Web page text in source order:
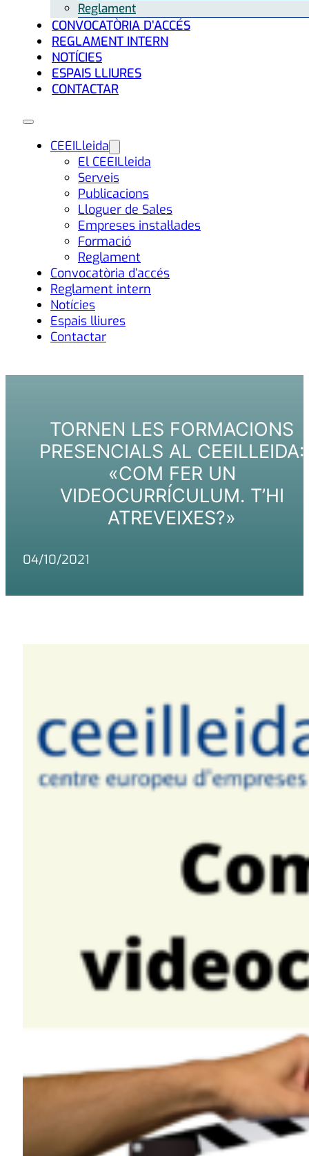
Reglament
CONVOCATÒRIA D’ACCÉS
REGLAMENT INTERN
NOTÍCIES
ESPAIS LLIURES
CONTACTAR
CEEILleida
El CEEILleida
Serveis
Publicacions
Lloguer de Sales
Empreses instal·lades
Formació
Reglament
Convocatòria d’accés
Reglament intern
Notícies
Espais lliures
Contactar
TORNEN LES FORMACIONS
PRESENCIALS AL CEEILLEIDA:
«COM FER UN
VIDEOCURRÍCULUM. T’HI
ATREVEIXES?»
04/10/2021